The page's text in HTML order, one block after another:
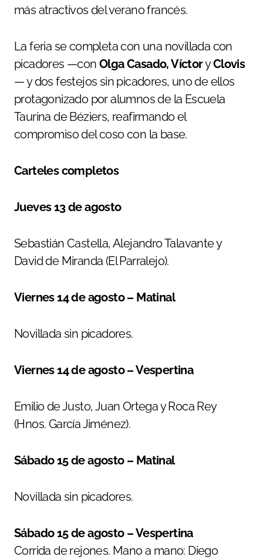
más atractivos del verano francés.
La feria se completa con una novillada con
picadores —con Olga Casado, VíctoryClovis
— y dos festejos sin picadores, uno de ellos
protagonizado por alumnos de la Escuela
Taurina de Béziers, reafirmando el
compromiso del coso con la base.
Carteles completos
Jueves 13 de agosto
Sebastián Castella, Alejandro Talavante y
David de Miranda (El Parralejo).
Viernes 14 de agosto – Matinal
Novillada sin picadores.
Viernes 14 de agosto – Vespertina
Emilio de Justo, Juan Ortega y Roca Rey
(Hnos. García Jiménez).
Sábado 15 de agosto – Matinal
Novillada sin picadores.
Sábado 15 de agosto – Vespertina
Corrida de rejones. Mano a mano: Diego